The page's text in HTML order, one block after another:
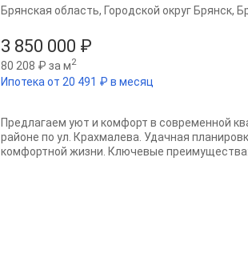
3 850 000 ₽
80 208 ₽ за м2
Ипотека от 20 491 ₽ в месяц
Брянская область, Городской округ Брянск,
Предлагаем уют и комфорт в современной
районе по ул. Крахмалева. Удачная
комфортной жизни. Ключевые преимущества: